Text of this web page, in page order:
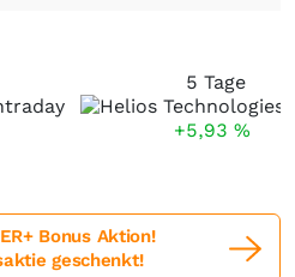
5 Tage
+5,93 %
Bonus Aktion!
geschenkt!